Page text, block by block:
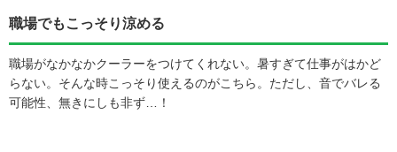
職場でもこっそり涼める
職場がなかなかクーラーをつけてくれない。暑すぎて仕事がはかど
らない。そんな時こっそり使えるのがこちら。ただし、音でバレる
可能性、無きにしも非ず…！